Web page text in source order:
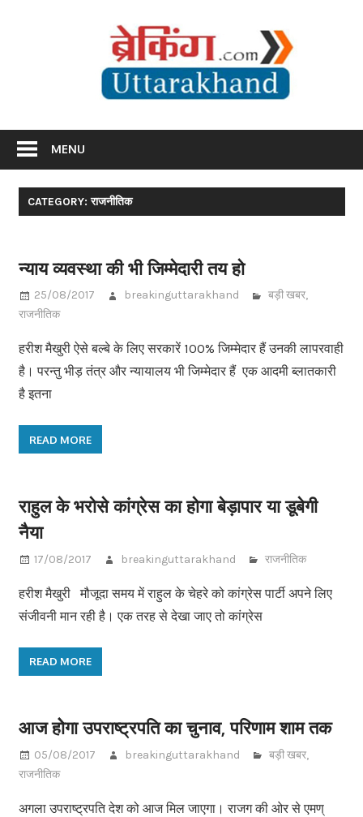
MENU
CATEGORY: राजनीतिक
न्याय व्यवस्था की भी जिम्मेदारी तय हो
25/08/2017 breakinguttarakhand बड़ी खबर,
राजनीतिक
हरीश मैखुरी ऐसे बल्बे के लिए सरकारें 100% जिम्मेदार हैं उनकी लापरवाही
है। परन्तु भीड़ तंत्र और न्यायालय भी जिम्मेदार हैं एक आदमी ब्लातकारी
है इतना
READ MORE
राहुल के भरोसे कांग्रेस का होगा बेड़ापार या डूबेगी
नैया
17/08/2017 breakinguttarakhand राजनीतिक
हरीश मैखुरी मौजूदा समय में राहुल के चेहरे को कांग्रेस पार्टी अपने लिए
संजीवनी मान रही है। एक तरह से देखा जाए तो कांग्रेस
READ MORE
आज होेगा उपराष्ट्रपति का चुनाव, परिणाम शाम तक
05/08/2017 breakinguttarakhand बड़ी खबर,
राजनीतिक
अगला उपराष्ट्रपति देश को आज मिल जाएगा। राजग की ओर से एमण्